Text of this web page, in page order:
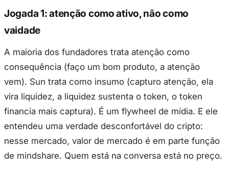
Jogada 1: atenção como ativo, não como
vaidade
A maioria dos fundadores trata atenção como
consequência (faço um bom produto, a atenção
vem). Sun trata como insumo (capturo atenção, ela
vira liquidez, a liquidez sustenta o token, o token
financia mais captura). É um flywheel de mídia. E ele
entendeu uma verdade desconfortável do cripto:
nesse mercado, valor de mercado é em parte função
de mindshare. Quem está na conversa está no preço.